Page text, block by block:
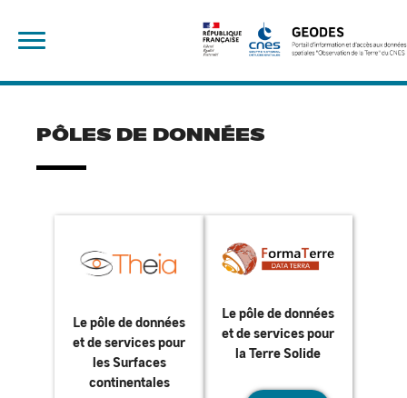
content
PÔLES DE DONNÉES
Le pôle de données
et de services pour
les Surfaces
continentales
Le pôle de données
et de services pour
la Terre Solide